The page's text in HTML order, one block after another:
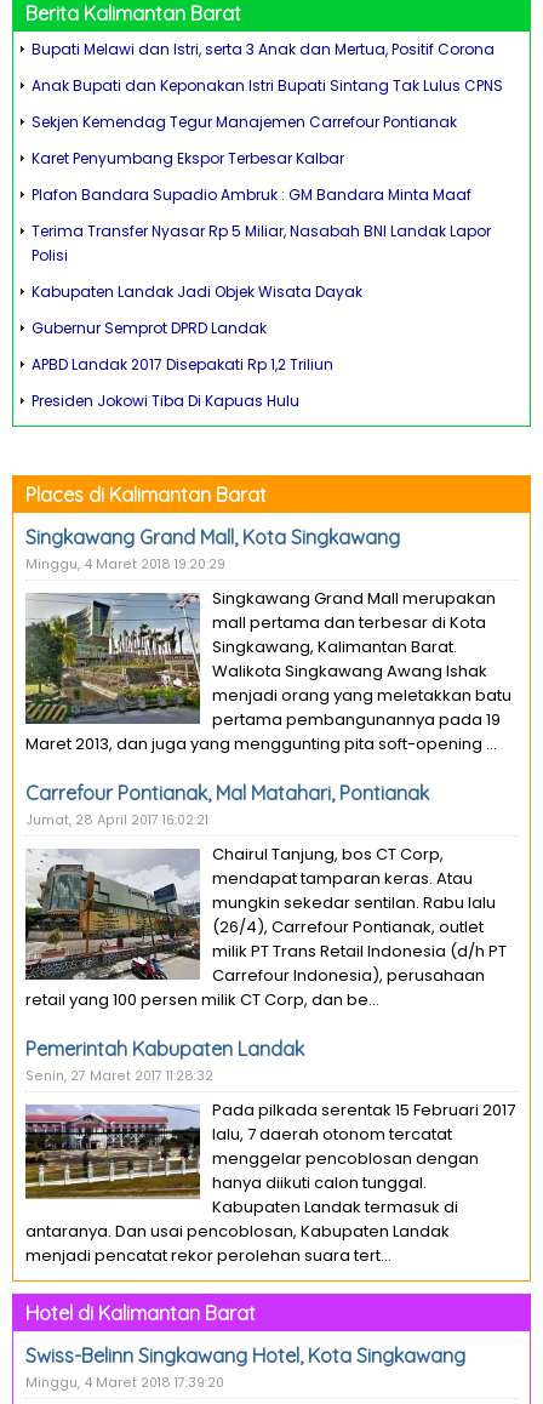
Berita Kalimantan Barat
Bupati Melawi dan Istri, serta 3 Anak dan Mertua, Positif Corona
Anak Bupati dan Keponakan Istri Bupati Sintang Tak Lulus CPNS
Sekjen Kemendag Tegur Manajemen Carrefour Pontianak
Karet Penyumbang Ekspor Terbesar Kalbar
Plafon Bandara Supadio Ambruk : GM Bandara Minta Maaf
Terima Transfer Nyasar Rp 5 Miliar, Nasabah BNI Landak Lapor
Polisi
Kabupaten Landak Jadi Objek Wisata Dayak
Gubernur Semprot DPRD Landak
APBD Landak 2017 Disepakati Rp 1,2 Triliun
Presiden Jokowi Tiba Di Kapuas Hulu
Places di Kalimantan Barat
Singkawang Grand Mall, Kota Singkawang
Minggu, 4 Maret 2018 19:20:29
Singkawang Grand Mall merupakan
mall pertama dan terbesar di Kota
Singkawang, Kalimantan Barat.
Walikota Singkawang Awang Ishak
menjadi orang yang meletakkan batu
pertama pembangunannya pada 19
Maret 2013, dan juga yang menggunting pita soft-opening ...
Carrefour Pontianak, Mal Matahari, Pontianak
Jumat, 28 April 2017 16:02:21
Chairul Tanjung, bos CT Corp,
mendapat tamparan keras. Atau
mungkin sekedar sentilan. Rabu lalu
(26/4), Carrefour Pontianak, outlet
milik PT Trans Retail Indonesia (d/h PT
Carrefour Indonesia), perusahaan
retail yang 100 persen milik CT Corp, dan be...
Pemerintah Kabupaten Landak
Senin, 27 Maret 2017 11:28:32
Pada pilkada serentak 15 Februari 2017
lalu, 7 daerah otonom tercatat
menggelar pencoblosan dengan
hanya diikuti calon tunggal.
Kabupaten Landak termasuk di
antaranya. Dan usai pencoblosan, Kabupaten Landak
menjadi pencatat rekor perolehan suara tert...
Hotel di Kalimantan Barat
Swiss-Belinn Singkawang Hotel, Kota Singkawang
Minggu, 4 Maret 2018 17:39:20